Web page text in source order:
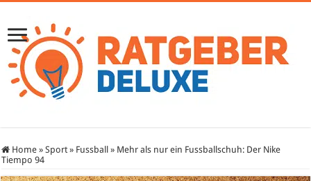
Home » Sport » Fussball » Mehr als nur ein Fussballschuh: Der Nike
Tiempo 94